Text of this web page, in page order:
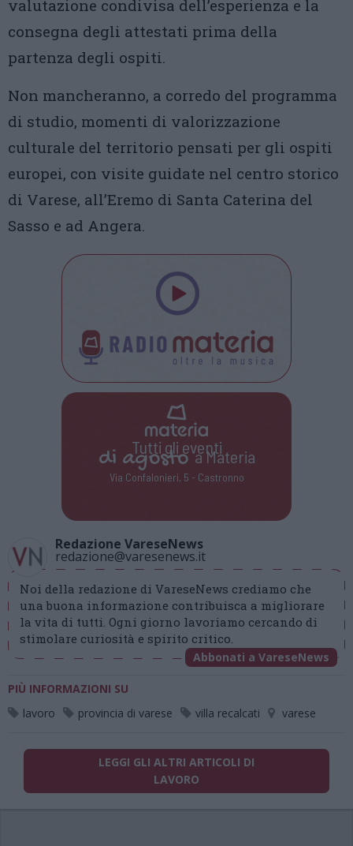
valutazione condivisa dell’esperienza e la
consegna degli attestati prima della
partenza degli ospiti.
Non mancheranno, a corredo del programma
di studio, momenti di valorizzazione
culturale del territorio pensati per gli ospiti
europei, con visite guidate nel centro storico
di Varese, all’Eremo di Santa Caterina del
Sasso e ad Angera.
Tutti gli eventi
di agostoa Materia
Via Confalonieri, 5 - Castronno
Redazione VareseNews
redazione@varesenews.it
Noi della redazione di VareseNews crediamo che
una buona informazione contribuisca a migliorare
la vita di tutti. Ogni giorno lavoriamo cercando di
stimolare curiosità e spirito critico.
Abbonati a VareseNews
PIÙ INFORMAZIONI SU
lavoro
provincia di varese villa recalcati varese
LEGGI GLI ALTRI ARTICOLI DI
LAVORO